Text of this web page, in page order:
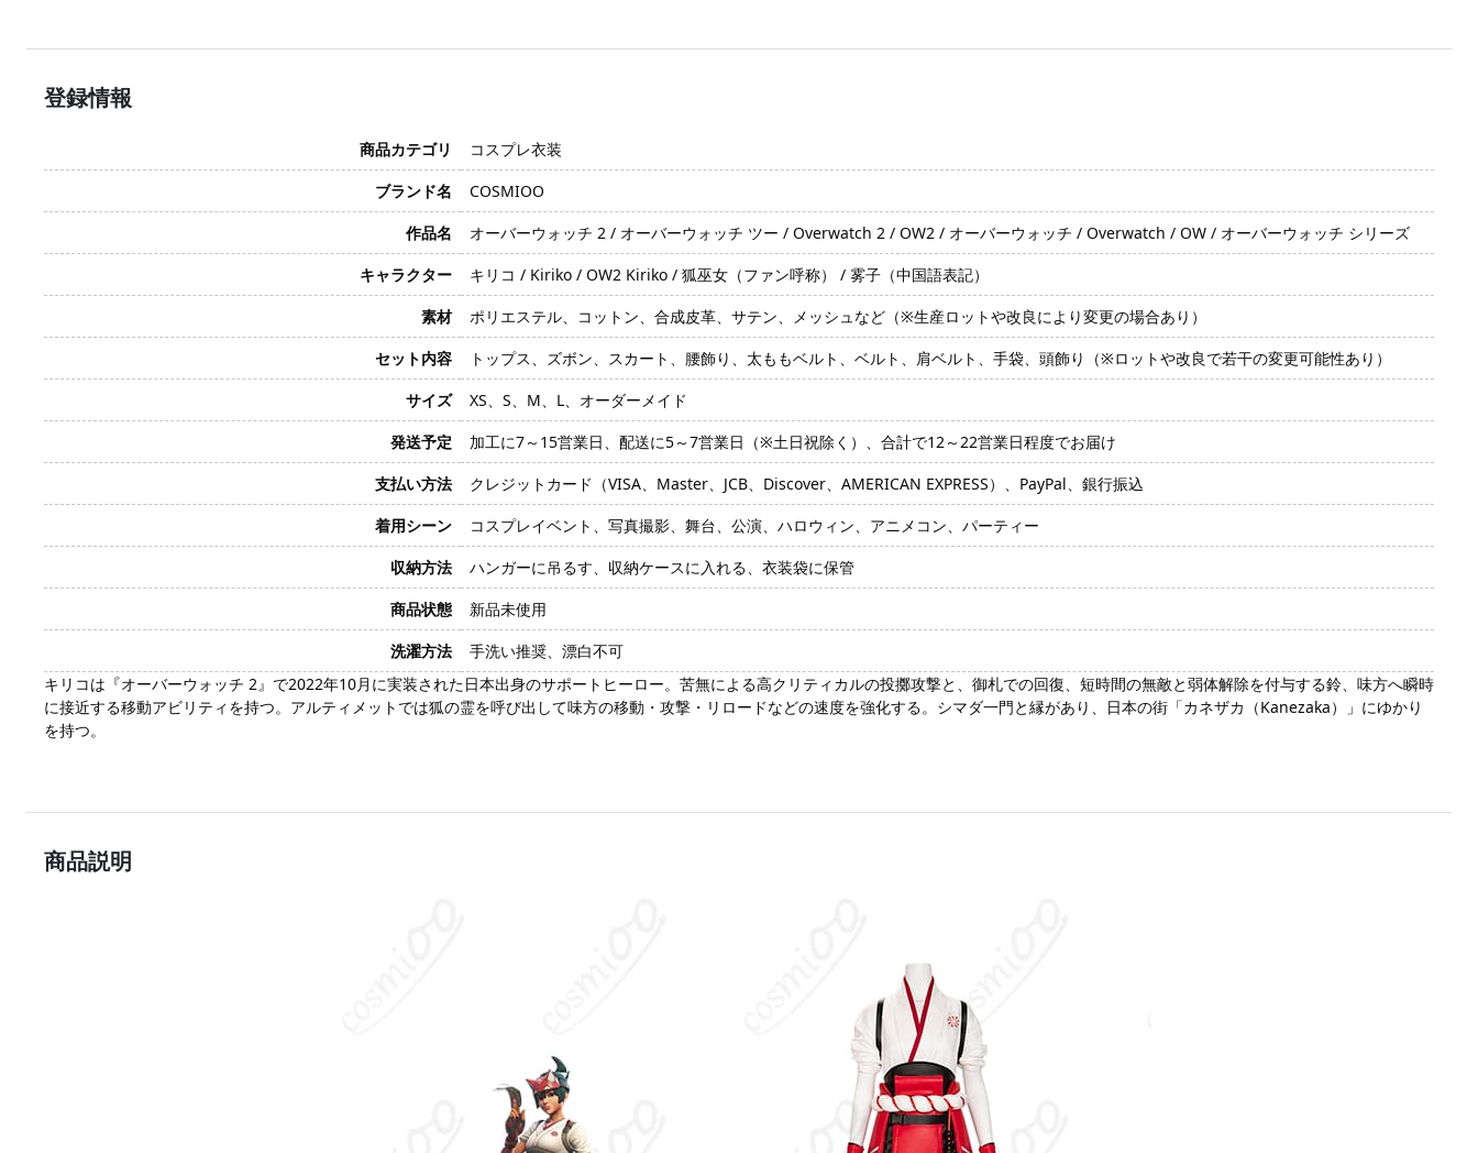
登録情報
商品カテゴリ
コスプレ衣装
ブランド名
COSMIOO
作品名
オーバーウォッチ 2 / オーバーウォッチ ツー / Overwatch 2 / OW2 / オーバーウォッチ / Overwatch / OW / オーバーウォッチ シリーズ
キャラクター
キリコ / Kiriko / OW2 Kiriko / 狐巫女（ファン呼称） / 雾子（中国語表記）
素材
ポリエステル、コットン、合成皮革、サテン、メッシュなど（※生産ロットや改良により変更の場合あり）
セット内容
トップス、ズボン、スカート、腰飾り、太ももベルト、ベルト、肩ベルト、手袋、頭飾り（※ロットや改良で若干の変更可能性あり）
サイズ
XS、S、M、L、オーダーメイド
発送予定
加工に7～15営業日、配送に5～7営業日（※土日祝除く）、合計で12～22営業日程度でお届け
支払い方法
クレジットカード（VISA、Master、JCB、Discover、AMERICAN EXPRESS）、PayPal、銀行振込
着用シーン
コスプレイベント、写真撮影、舞台、公演、ハロウィン、アニメコン、パーティー
収納方法
ハンガーに吊るす、収納ケースに入れる、衣装袋に保管
商品状態
新品未使用
洗濯方法
手洗い推奨、漂白不可
キリコは『オーバーウォッチ 2』で2022年10月に実装された日本出身のサポートヒーロー。苦無による高クリティカルの投擲攻撃と、御札での回復、短時間の無敵と弱体解除を付与する鈴、味方へ瞬時
に接近する移動アビリティを持つ。アルティメットでは狐の霊を呼び出して味方の移動・攻撃・リロードなどの速度を強化する。シマダ一門と縁があり、日本の街「カネザカ（Kanezaka）」にゆかり
を持つ。
商品説明